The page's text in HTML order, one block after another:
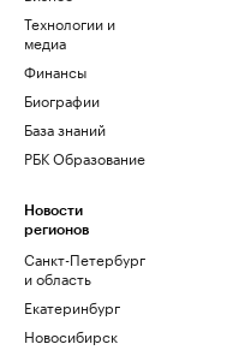
Технологии и
медиа
Финансы
Биографии
База знаний
РБК Образование
Новости
регионов
Санкт-Петербург
и область
Екатеринбург
Новосибирск